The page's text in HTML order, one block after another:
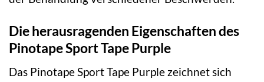
Die herausragenden Eigenschaften des
Pinotape Sport Tape Purple
Das Pinotape Sport Tape Purple zeichnet sich